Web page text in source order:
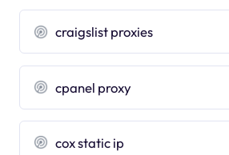
craigslist proxies
cpanel proxy
cox static ip